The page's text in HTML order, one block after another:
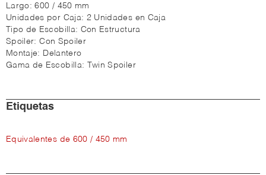
Largo:600 / 450 mm
Unidades por Caja: 2 Unidades en Caja
Tipo de Escobilla: Con Estructura
Spoiler:Con Spoiler
Montaje: Delantero
Gama de Escobilla:
Twin Spoiler
Etiquetas
Equivalentes de 600 / 450 mm